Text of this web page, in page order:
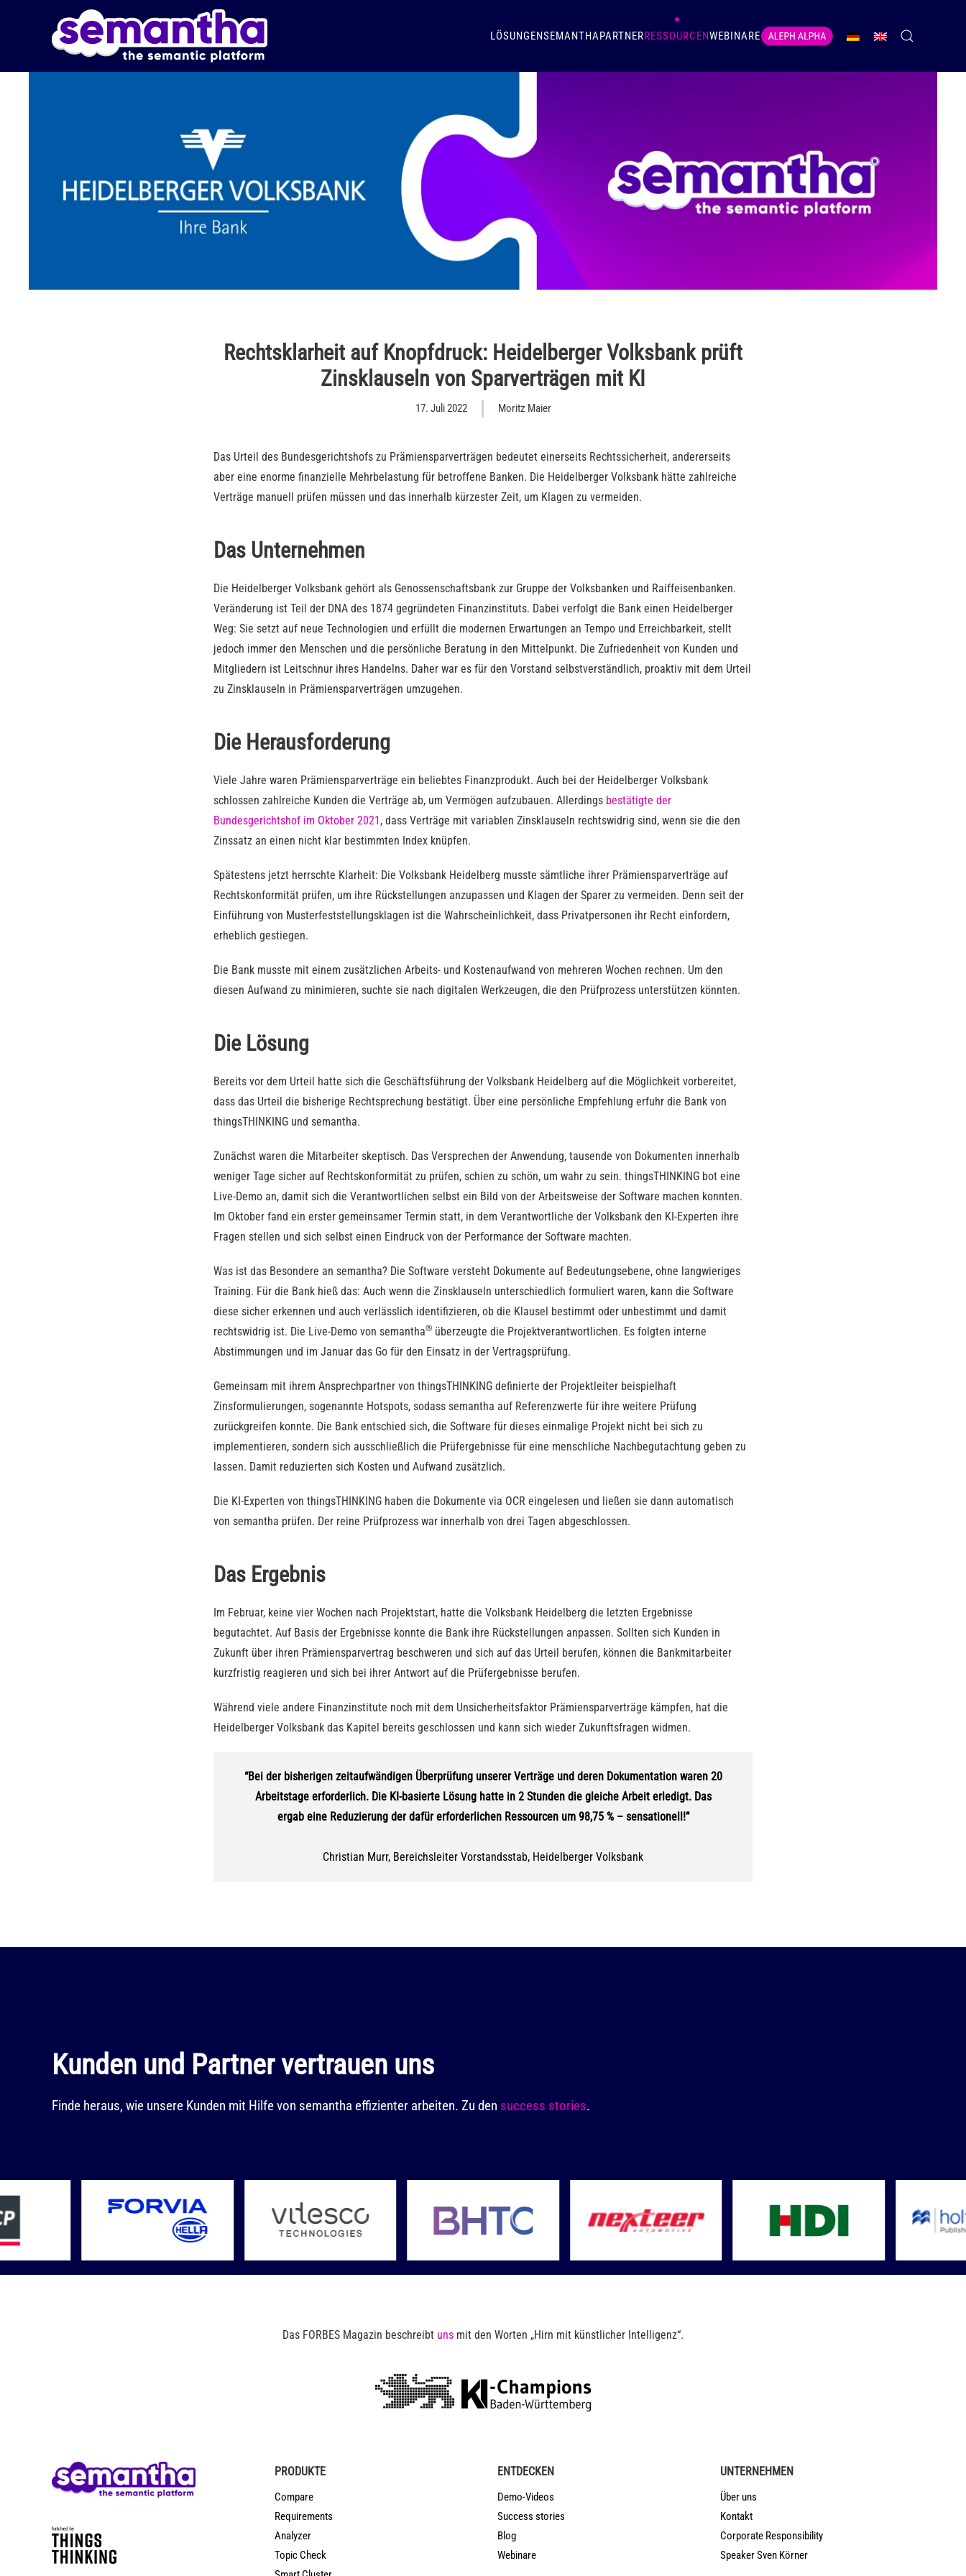
Skip to main content LÖSUNGENSEMANTHAPARTNERRESSOURCENWEBINARE
Rechtsklarheit auf Knopfdruck: Heidelberger Volksbank prüft
Zinsklauseln von Sparverträgen mit KI
17. Juli 2022 Moritz Maier
Das Urteil des Bundesgerichtshofs zu Prämiensparverträgen bedeutet einerseits Rechtssicherheit, andererseits
aber eine enorme finanzielle Mehrbelastung für betroffene Banken. Die Heidelberger Volksbank hätte zahlreiche
Verträge manuell prüfen müssen und das innerhalb kürzester Zeit, um Klagen zu vermeiden.
Das Unternehmen
Die Heidelberger Volksbank gehört als Genossenschaftsbank zur Gruppe der Volksbanken und Raiffeisenbanken.
Veränderung ist Teil der DNA des 1874 gegründeten Finanzinstituts. Dabei verfolgt die Bank einen Heidelberger
Weg: Sie setzt auf neue Technologien und erfüllt die modernen Erwartungen an Tempo und Erreichbarkeit, stellt
jedoch immer den Menschen und die persönliche Beratung in den Mittelpunkt. Die Zufriedenheit von Kunden und
Mitgliedern ist Leitschnur ihres Handelns. Daher war es für den Vorstand selbstverständlich, proaktiv mit dem Urteil
zu Zinsklauseln in Prämiensparverträgen umzugehen.
Die Herausforderung
Viele Jahre waren Prämiensparverträge ein beliebtes Finanzprodukt. Auch bei der Heidelberger Volksbank
schlossen zahlreiche Kunden die Verträge ab, um Vermögen aufzubauen. Allerdings bestätigte der
Bundesgerichtshof im Oktober 2021 , dass Verträge mit variablen Zinsklauseln rechtswidrig sind, wenn sie die den
Zinssatz an einen nicht klar bestimmten Index knüpfen.
Spätestens jetzt herrschte Klarheit: Die Volksbank Heidelberg musste sämtliche ihrer Prämiensparverträge auf
Rechtskonformität prüfen, um ihre Rückstellungen anzupassen und Klagen der Sparer zu vermeiden. Denn seit der
Einführung von Musterfeststellungsklagen ist die Wahrscheinlichkeit, dass Privatpersonen ihr Recht einfordern,
erheblich gestiegen.
Die Bank musste mit einem zusätzlichen Arbeits- und Kostenaufwand von mehreren Wochen rechnen. Um den
diesen Aufwand zu minimieren, suchte sie nach digitalen Werkzeugen, die den Prüfprozess unterstützen könnten.
Die Lösung
Bereits vor dem Urteil hatte sich die Geschäftsführung der Volksbank Heidelberg auf die Möglichkeit vorbereitet,
dass das Urteil die bisherige Rechtsprechung bestätigt. Über eine persönliche Empfehlung erfuhr die Bank von
thingsTHINKING und semantha.
Zunächst waren die Mitarbeiter skeptisch. Das Versprechen der Anwendung, tausende von Dokumenten innerhalb
weniger Tage sicher auf Rechtskonformität zu prüfen, schien zu schön, um wahr zu sein. thingsTHINKING bot eine
Live-Demo an, damit sich die Verantwortlichen selbst ein Bild von der Arbeitsweise der Software machen konnten.
Im Oktober fand ein erster gemeinsamer Termin statt, in dem Verantwortliche der Volksbank den KI-Experten ihre
Fragen stellen und sich selbst einen Eindruck von der Performance der Software machten.
Was ist das Besondere an semantha? Die Software versteht Dokumente auf Bedeutungsebene, ohne langwieriges
Training. Für die Bank hieß das: Auch wenn die Zinsklauseln unterschiedlich formuliert waren, kann die Software
diese sicher erkennen und auch verlässlich identifizieren, ob die Klausel bestimmt oder unbestimmt und damit
rechtswidrig ist. Die Live-Demo von semantha® überzeugte die Projektverantwortlichen. Es folgten interne
Abstimmungen und im Januar das Go für den Einsatz in der Vertragsprüfung.
Gemeinsam mit ihrem Ansprechpartner von thingsTHINKING definierte der Projektleiter beispielhaft
Zinsformulierungen, sogenannte Hotspots, sodass semantha auf Referenzwerte für ihre weitere Prüfung
zurückgreifen konnte. Die Bank entschied sich, die Software für dieses einmalige Projekt nicht bei sich zu
implementieren, sondern sich ausschließlich die Prüfergebnisse für eine menschliche Nachbegutachtung geben zu
lassen. Damit reduzierten sich Kosten und Aufwand zusätzlich.
Die KI-Experten von thingsTHINKING haben die Dokumente via OCR eingelesen und ließen sie dann automatisch
von semantha prüfen. Der reine Prüfprozess war innerhalb von drei Tagen abgeschlossen.
Das Ergebnis
Im Februar, keine vier Wochen nach Projektstart, hatte die Volksbank Heidelberg die letzten Ergebnisse
begutachtet. Auf Basis der Ergebnisse konnte die Bank ihre Rückstellungen anpassen. Sollten sich Kunden in
Zukunft über ihren Prämiensparvertrag beschweren und sich auf das Urteil berufen, können die Bankmitarbeiter
kurzfristig reagieren und sich bei ihrer Antwort auf die Prüfergebnisse berufen.
Während viele andere Finanzinstitute noch mit dem Unsicherheitsfaktor Prämiensparverträge kämpfen, hat die
Heidelberger Volksbank das Kapitel bereits geschlossen und kann sich wieder Zukunftsfragen widmen.
“Bei der bisherigen zeitaufwändigen Überprüfung unserer Verträge und deren Dokumentation waren 20
Arbeitstage erforderlich. Die KI-basierte Lösung hatte in 2 Stunden die gleiche Arbeit erledigt. Das
ergab eine Reduzierung der dafür erforderlichen Ressourcen um 98,75 % – sensationell!”
Christian Murr, Bereichsleiter Vorstandsstab, Heidelberger Volksbank
Kunden und Partner vertrauen uns
Finde heraus, wie unsere Kunden mit Hilfe von semantha effizienter arbeiten. Zu den success stories.
Das FORBES Magazin beschreibt uns mit den Worten „Hirn mit künstlicher Intelligenz“.
PRODUKTE
Compare
Requirements
Analyzer
Topic Check
ENTDECKEN
Demo-Videos
Success stories
Blog
Webinare
UNTERNEHMEN
Über uns
Kontakt
Corporate Responsibility
Speaker Sven Körner